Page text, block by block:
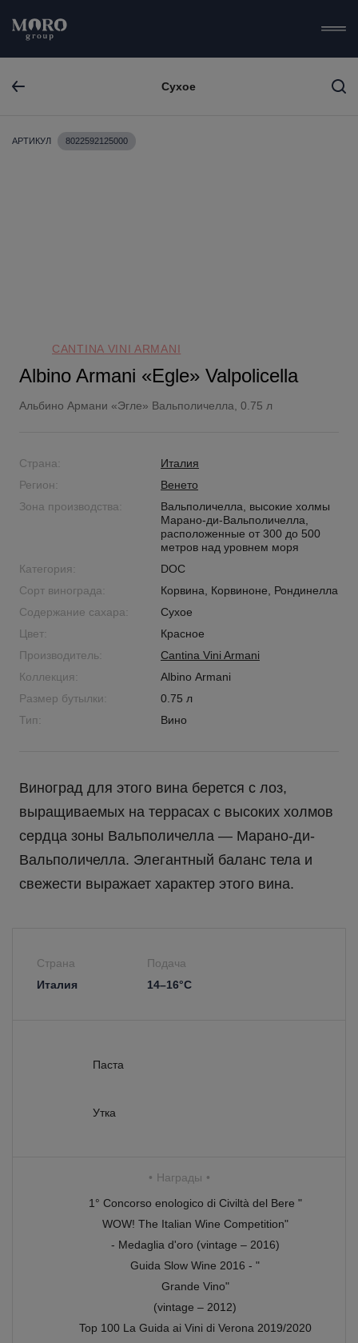
Сухое
АРТИКУЛ 8022592125000
CANTINA VINI ARMANI
Albino Armani «Egle» Valpolicella
Альбино Армани «Эгле» Вальполичелла, 0.75 л
Страна:
Италия
Регион:
Венето
Зона производства:
Вальполичелла, высокие холмы
Марано-ди-Вальполичелла,
расположенные от 300 до 500
метров над уровнем моря
Категория:
DOC
Сорт винограда:
Корвина, Корвиноне, Рондинелла
Содержание сахара:
Сухое
Цвет:
Красное
Производитель:
Cantina Vini Armani
Коллекция:
Albino Armani
Размер бутылки:
0.75 л
Тип:
Вино
Виноград для этого вина берется с лоз,
выращиваемых на террасах с высоких холмов
сердца зоны Вальполичелла — Марано-ди-
Вальполичелла. Элегантный баланс тела и
свежести выражает характер этого вина.
Страна
Италия
Подача
14–16°С
Паста
Утка
Награды
1° Concorso enologico di Civiltà del Bere "
WOW! The Italian Wine Competition"
- Medaglia d'oro (vintage – 2016)
Guida Slow Wine 2016 - "
Grande Vino"
(vintage – 2012)
Top 100 La Guida ai Vini di Verona 2019/2020